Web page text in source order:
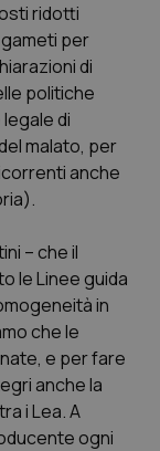
ridotti
per
di
politiche
di
malato, per
anche
– che il
le Linee guida
in
che le
e per fare
anche la
i Lea. A
ogni